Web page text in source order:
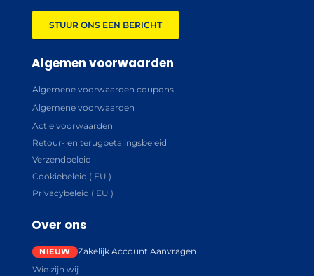
STUUR ONS EEN BERICHT
Algemen voorwaarden
Algemene voorwaarden coupons
Algemene voorwaarden
Actie voorwaarden
Retour- en terugbetalingsbeleid
Verzendbeleid
Cookiebeleid ( EU )
Privacybeleid ( EU )
Over ons
Zakelijk Account Aanvragen
Wie zijn wij